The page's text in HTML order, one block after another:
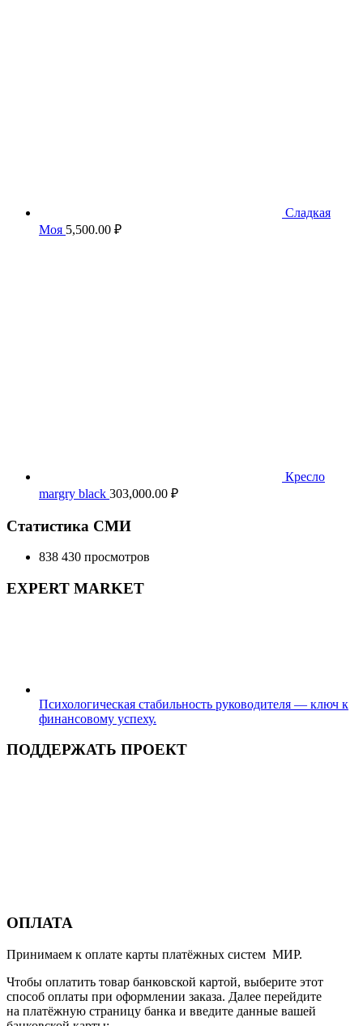
Сладкая
Моя 5,500.00 ₽
Кресло
margry black 303,000.00 ₽
Статистика СМИ
838 430 просмотров
EXPERT MARKET
Психологическая стабильность руководителя — ключ к
финансовому успеху.
ПОДДЕРЖАТЬ ПРОЕКТ
ОПЛАТА
Принимаем к оплате карты платёжных систем МИР.
Чтобы оплатить товар банковской картой, выберите этот
способ оплаты при оформлении заказа. Далее перейдите
на платёжную страницу банка и введите данные вашей